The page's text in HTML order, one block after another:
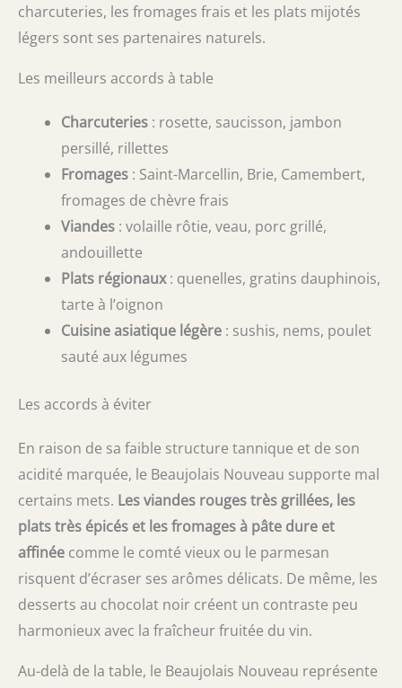
charcuteries, les fromages frais et les plats mijotés
légers sont ses partenaires naturels.
Les meilleurs accords à table
Charcuteries : rosette, saucisson, jambon
persillé, rillettes
Fromages : Saint-Marcellin, Brie, Camembert,
fromages de chèvre frais
Viandes : volaille rôtie, veau, porc grillé,
andouillette
Plats régionaux: quenelles, gratins dauphinois,
tarte à l’oignon
Cuisine asiatique légère : sushis, nems, poulet
sauté aux légumes
Les accords à éviter
En raison de sa faible structure tannique et de son
acidité marquée, le Beaujolais Nouveau supporte mal
certains mets. Les viandes rouges très grillées, les
plats très épicés et les fromages à pâte dure et
affinée comme le comté vieux ou le parmesan
risquent d’écraser ses arômes délicats. De même, les
desserts au chocolat noir créent un contraste peu
harmonieux avec la fraîcheur fruitée du vin.
Au-delà de la table, le Beaujolais Nouveau représente